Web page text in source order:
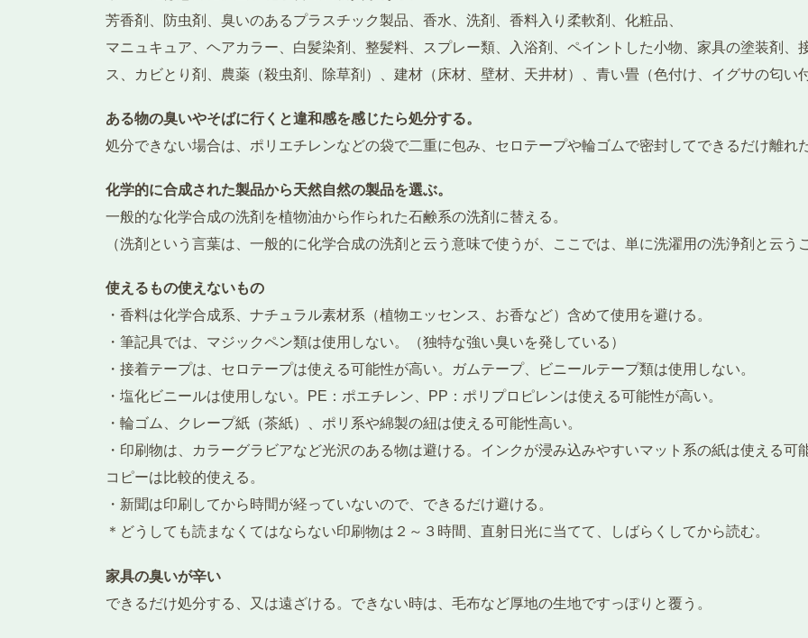
芳香剤、防虫剤、臭いのあるプラスチック製品、香水、洗剤、香料入り柔軟剤、化粧品、
マニュキュア、ヘアカラー、白髪染剤、整髪料、スプレー類、入浴剤、ペイントした小物、家具の塗装剤、
ス、カビとり剤、農薬（殺虫剤、除草剤）、建材（床材、壁材、天井材）、青い畳（色付け、イグサの匂い
ある物の臭いやそばに行くと違和感を感じたら処分する。
処分できない場合は、ポリエチレンなどの袋で二重に包み、セロテープや輪ゴムで密封してできるだけ離れ
化学的に合成された製品から天然自然の製品を選ぶ。
一般的な化学合成の洗剤を植物油から作られた石鹸系の洗剤に替える。
（洗剤という言葉は、一般的に化学合成の洗剤と云う意味で使うが、ここでは、単に洗濯用の洗浄剤と云う
使えるもの使えないもの
・香料は化学合成系、ナチュラル素材系（植物エッセンス、お香など）含めて使用を避ける。
・筆記具では、マジックペン類は使用しない。（独特な強い臭いを発している）
・接着テープは、セロテープは使える可能性が高い。ガムテープ、ビニールテープ類は使用しない。
・塩化ビニールは使用しない。PE：ポエチレン、PP：ポリプロピレンは使える可能性が高い。
・輪ゴム、クレープ紙（茶紙）、ポリ系や綿製の紐は使える可能性高い。
・印刷物は、カラーグラビアなど光沢のある物は避ける。インクが浸み込みやすいマット系の紙は使える
コピーは比較的使える。
・新聞は印刷してから時間が経っていないので、できるだけ避ける。
＊どうしても読まなくてはならない印刷物は２～３時間、直射日光に当てて、しばらくしてから読む。
家具の臭いが辛い
できるだけ処分する、又は遠ざける。できない時は、毛布など厚地の生地ですっぽりと覆う。